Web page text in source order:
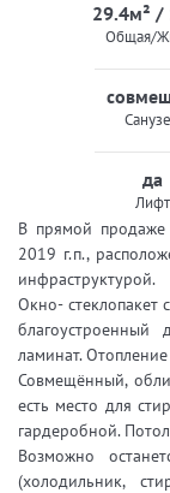
29.4м² /
Общая/
да
Лифт
В прямой
2019 г.п.,
инфраструктурой.
Окно- стеклопакет
ламинат. Отопление
Совмещённый,
есть место для
гардеробной.
Возможно
(холодильник,